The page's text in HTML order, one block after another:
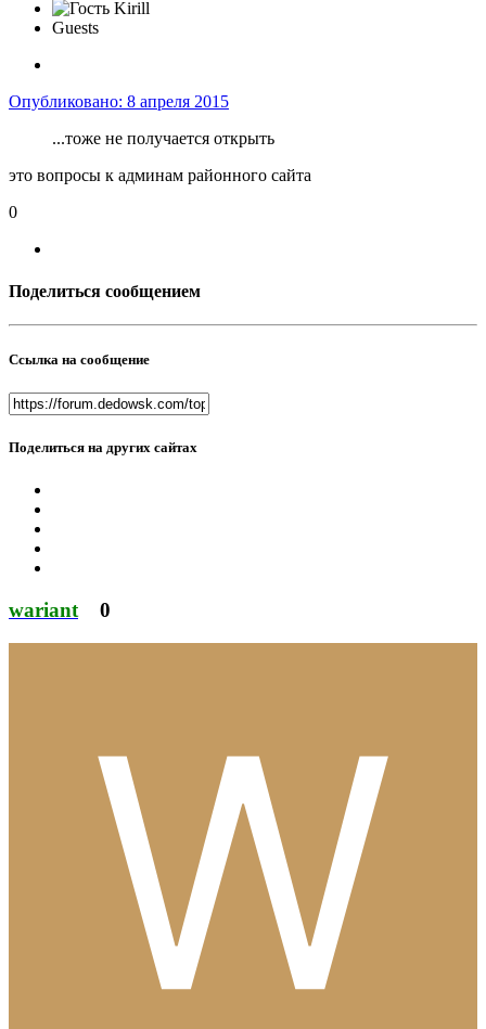
Guests
Опубликовано: 8 апреля 2015
...тоже не получается открыть
это вопросы к админам районного сайта
0
Поделиться сообщением
Ссылка на сообщение
Поделиться на других сайтах
wariant 0